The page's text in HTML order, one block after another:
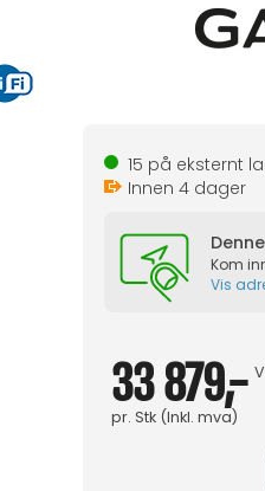
15 på eksternt
Innen 4dager
Kom
Vis
33 879,-
pr. Stk(Inkl. mva)